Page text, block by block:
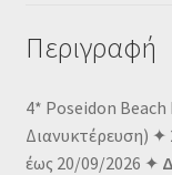
Περιγραφή
4* Poseidon
Διανυκτέρευση) ✦
έως 20/09/2026 ✦